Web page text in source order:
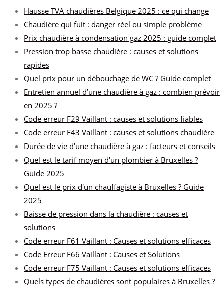
Hausse TVA chaudières Belgique 2025 : ce qui change
Chaudière qui fuit : danger réel ou simple problème
Prix chaudière à condensation gaz 2025 : guide complet
Pression trop basse chaudière : causes et solutions
rapides
Quel prix pour un débouchage de WC ? Guide complet
Entretien annuel d’une chaudière à gaz : combien prévoir
en 2025 ?
Code erreur F29 Vaillant : causes et solutions fiables
Code erreur F43 Vaillant : causes et solutions chaudière
Durée de vie d'une chaudière à gaz : facteurs et conseils
Quel est le tarif moyen d'un plombier à Bruxelles ?
Guide 2025
Quel est le prix d'un chauffagiste à Bruxelles ? Guide
2025
Baisse de pression dans la chaudière : causes et
solutions
Code erreur F61 Vaillant : Causes et solutions efficaces
Code Erreur F66 Vaillant : Causes et Solutions
Code erreur F75 Vaillant : Causes et solutions efficaces
Quels types de chaudières sont populaires à Bruxelles ?